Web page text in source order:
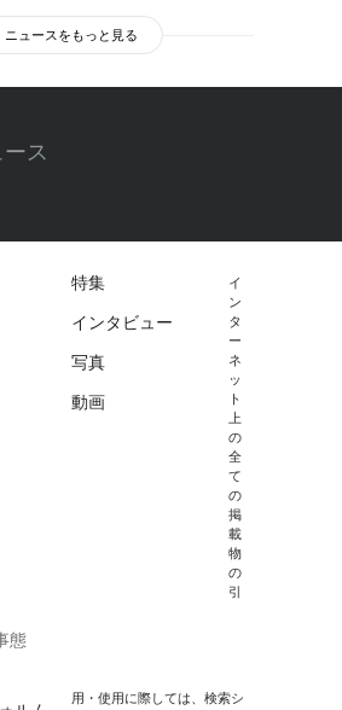
ニュースをもっと見る
ス
態
特集
インタビュー
写真
動画
イ
ン
タ
ー
ネ
ッ
ト
上
の
全
て
の
掲
載
物
の
引
用・使用に際しては、検索シ